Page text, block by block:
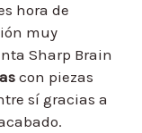
hora de
muy
Sharp Brain
con piezas
sí gracias a